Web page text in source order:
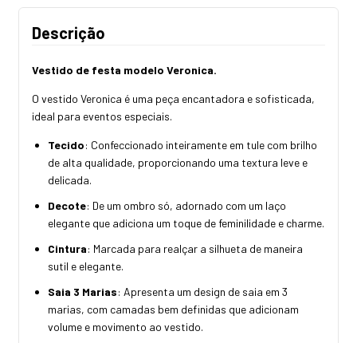
Descrição
Vestido de festa modelo Veronica.
O vestido Veronica é uma peça encantadora e sofisticada,
ideal para eventos especiais.
Tecido: Confeccionado inteiramente em tule com brilho
de alta qualidade, proporcionando uma textura leve e
delicada.
Decote: De um ombro só, adornado com um laço
elegante que adiciona um toque de feminilidade e charme.
Cintura: Marcada para realçar a silhueta de maneira
sutil e elegante.
Saia 3 Marias: Apresenta um design de saia em 3
marias, com camadas bem definidas que adicionam
volume e movimento ao vestido.